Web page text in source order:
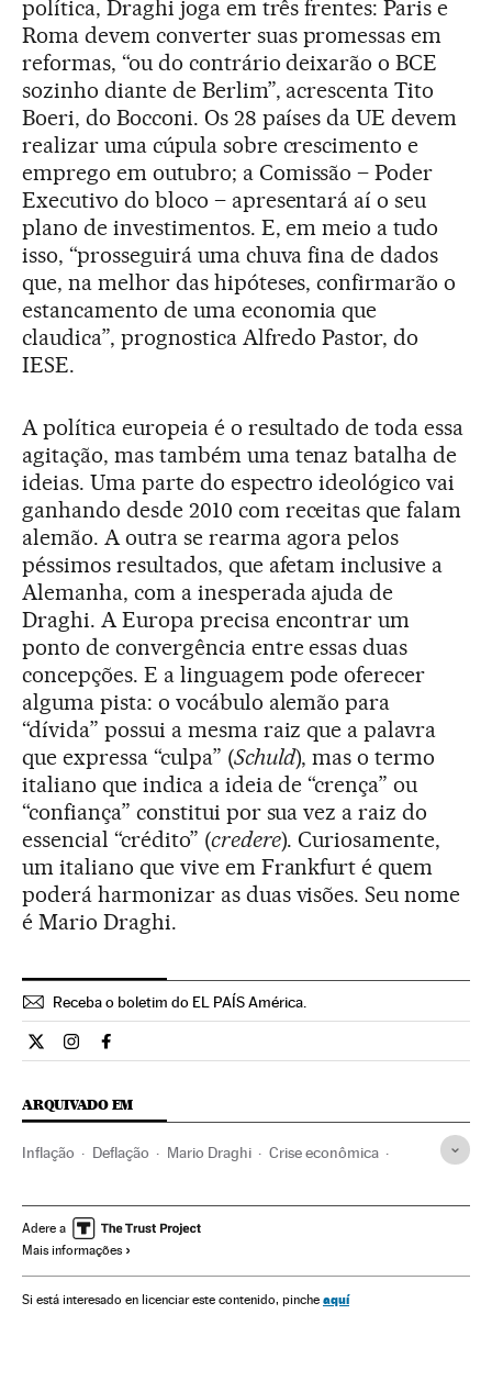
política, Draghi joga em três frentes: Paris e
Roma devem converter suas promessas em
reformas, “ou do contrário deixarão o BCE
sozinho diante de Berlim”, acrescenta Tito
Boeri, do Bocconi. Os 28 países da UE devem
realizar uma cúpula sobre crescimento e
emprego em outubro; a Comissão – Poder
Executivo do bloco – apresentará aí o seu
plano de investimentos. E, em meio a tudo
isso, “prosseguirá uma chuva fina de dados
que, na melhor das hipóteses, confirmarão o
estancamento de uma economia que
claudica”, prognostica Alfredo Pastor, do
IESE.
A política europeia é o resultado de toda essa
agitação, mas também uma tenaz batalha de
ideias. Uma parte do espectro ideológico vai
ganhando desde 2010 com receitas que falam
alemão. A outra se rearma agora pelos
péssimos resultados, que afetam inclusive a
Alemanha, com a inesperada ajuda de
Draghi. A Europa precisa encontrar um
ponto de convergência entre essas duas
concepções. E a linguagem pode oferecer
alguma pista: o vocábulo alemão para
“dívida” possui a mesma raiz que a palavra
que expressa “culpa” (Schuld), mas o termo
italiano que indica a ideia de “crença” ou
“confiança” constitui por sua vez a raiz do
essencial “crédito” (credere). Curiosamente,
um italiano que vive em Frankfurt é quem
poderá harmonizar as duas visões. Seu nome
é Mario Draghi.
Receba o boletim do EL PAÍS América.
Economia El País Brasil en Twitter
Economia El País Brasil en Instagram
Economia El País Brasil en Facebook
ARQUIVADO EM
Inflação Deflação Mario Draghi Crise econômica
Recessão econômica Indicadores econômicos
Conjuntura econômica
Espanha Créditos Organizações internacionais
Adere a
Mais informações
Si está interesado en licenciar este contenido, pinche aquí